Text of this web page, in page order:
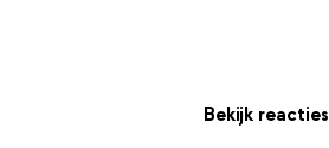
Bekijk reacties